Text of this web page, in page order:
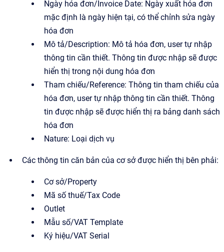
Ngày hóa đơn/Invoice Date: Ngày xuất hóa đơn
mặc định là ngày hiện tại, có thể chỉnh sửa ngày
hóa đơn
Mô tả/Description: Mô tả hóa đơn, user tự nhập
thông tin cần thiết. Thông tin được nhập sẽ được
hiển thị trong nội dung hóa đơn
Tham chiếu/Reference: Thông tin tham chiếu của
hóa đơn, user tự nhập thông tin cần thiết. Thông
tin được nhập sẽ được hiển thị ra bảng danh sách
hóa đơn
Nature: Loại dịch vụ
Các thông tin căn bản của cơ sở được hiển thị bên phải:
Cơ sở/Property
Mã số thuế/Tax Code
Outlet
Mẫu số/VAT Template
Ký hiệu/VAT Serial